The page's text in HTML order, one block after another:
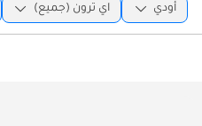
أودي اي ترون (جميع)